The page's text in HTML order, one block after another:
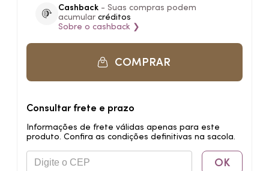
Cashback - Suas compras podem
acumular créditos
Sobre o cashback ❯
COMPRAR
Consultar frete e prazo
Informações de frete válidas apenas para este
produto. Confira as condições definitivas na sacola.
OK